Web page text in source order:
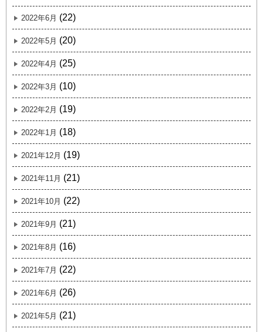
2022年6月 (22)
2022年5月 (20)
2022年4月 (25)
2022年3月 (10)
2022年2月 (19)
2022年1月 (18)
2021年12月 (19)
2021年11月 (21)
2021年10月 (22)
2021年9月 (21)
2021年8月 (16)
2021年7月 (22)
2021年6月 (26)
2021年5月 (21)